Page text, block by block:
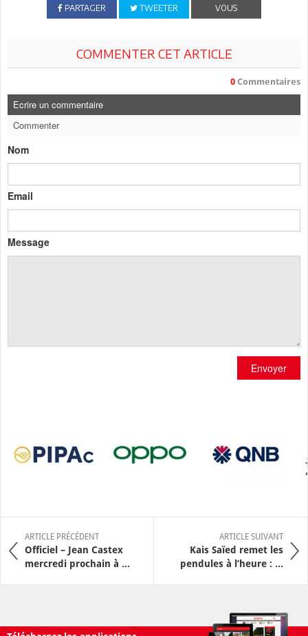
PARTAGER TWEETER
VOUS
COMMENTER CET ARTICLE
0 Commentaires
Ecrire un commentaire
Commenter
Nom
Email
Message
Envoyer
ARTICLE PRÉCÉDENT
Officiel – Jean Castex
mercredi prochain à ...
ARTICLE SUIVANT
Kais Saïed remet les
pendules à l’heure : ...